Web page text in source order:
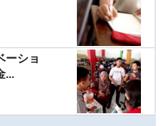
ーショ
...